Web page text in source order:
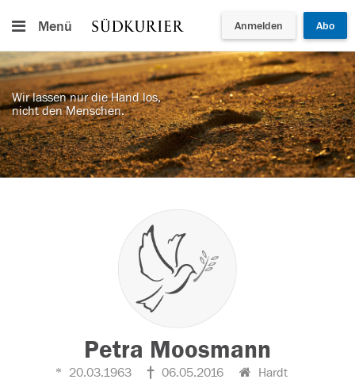
Menü Anmelden Abo
Wir lassen nur die Hand los,
nicht den Menschen.
Petra Moosmann
20.03.1963 06.05.2016 Hardt